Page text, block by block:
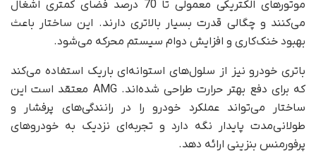
موتورهای الکتریکی معمولی تا 70 درصد فضای کمتری اشغال
می‌کنند و چگالی قدرت بسیار بالاتری دارند. این ساختار باعث
بهبود خنک‌کاری و افزایش دوام سیستم محرکه می‌شود.
باتری خودرو نیز از سلول‌های استوانه‌ای باریک استفاده می‌کند
که برای دفع بهتر حرارت طراحی شده‌اند. AMG معتقد است این
ساختار می‌تواند عملکرد خودرو را در رانندگی‌های پرفشار و
طولانی‌مدت پایدار نگه دارد و تجربه‌ای نزدیک به خودروهای
پرفورمنس بنزینی ارائه دهد.